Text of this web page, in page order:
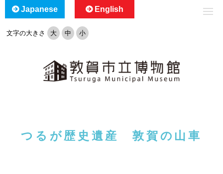
Japanese English
文字の大きさ 大 中 小
つるが歴史遺産 敦賀の山車